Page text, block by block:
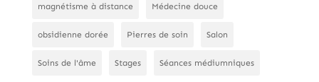
magnétisme à distance Médecine douce
obsidienne dorée Pierres de soin Salon
Soins de l'âme Stages Séances médiumniques